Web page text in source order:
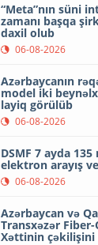
“Meta”nın süni
zamanı başqa
daxil olub
06-08-2026
Azərbaycanın
model iki
layiq görülüb
06-08-2026
DSMF 7 ayda 135
elektron arayış
06-08-2026
Azərbaycan və
Transxəzər
Xəttinin çəkilişini